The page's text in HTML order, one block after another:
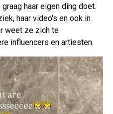
haar eigen ding doet.
haar video's en ook in
weet ze zich te
influencers en artiesten.